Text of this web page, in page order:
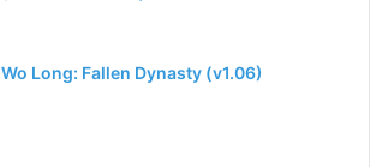
Wo Long: Fallen Dynasty (v1.06)